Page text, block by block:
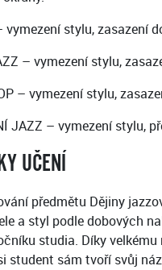
vymezení stylu, zasazení
– vymezení stylu,
– vymezení stylu,
JAZZ – vymezení stylu,
UČENÍ
předmětu Dějiny
a styl podle dobových
studia. Díky
student sám tvoří svůj